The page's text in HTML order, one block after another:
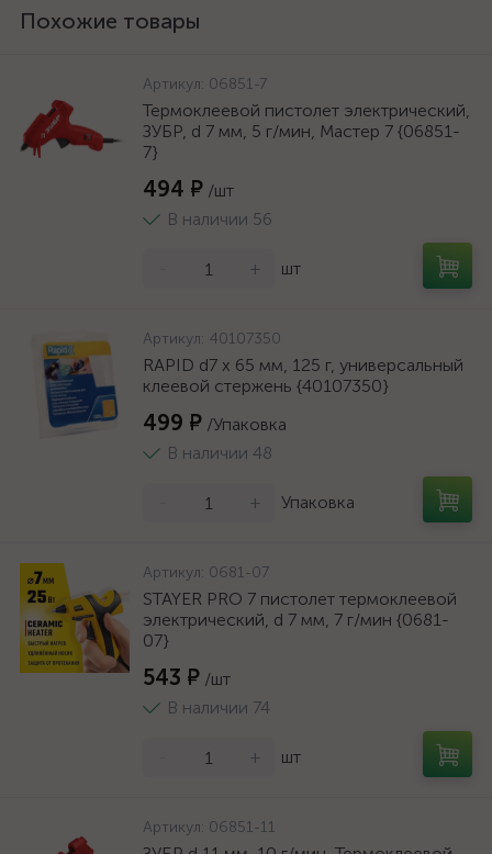
Похожие товары
Артикул: 06851-7
Термоклеевой пистолет электрический,
ЗУБР, d 7 мм, 5 г/мин, Мастер 7 {06851-
7}
494 ₽ /шт
В наличии 56
+ шт
Артикул: 40107350
RAPID d7 x 65 мм, 125 г, универсальный
клеевой стержень {40107350}
499 ₽ /Упаковка
В наличии 48
+ Упаковка
Артикул: 0681-07
STAYER PRO 7 пистолет термоклеевой
электрический, d 7 мм, 7 г/мин {0681-
07}
543 ₽ /шт
В наличии 74
+ шт
Артикул: 06851-11